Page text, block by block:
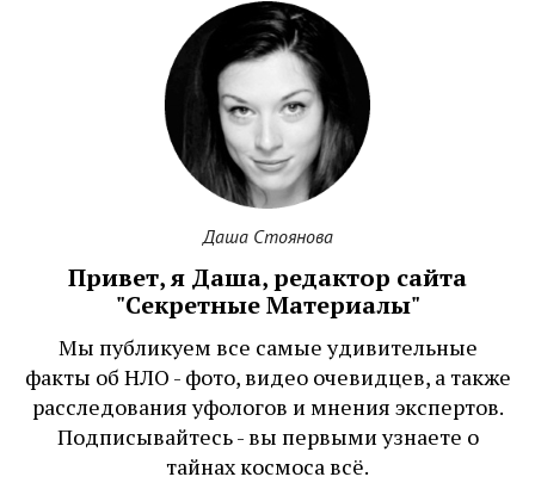
Даша Стоянова
Привет, я Даша, редактор сайта
"Секретные Материалы"
Мы публикуем все самые удивительные
факты об НЛО - фото, видео очевидцев, а также
расследования уфологов и мнения экспертов.
Подписывайтесь - вы первыми узнаете о
тайнах космоса всё.